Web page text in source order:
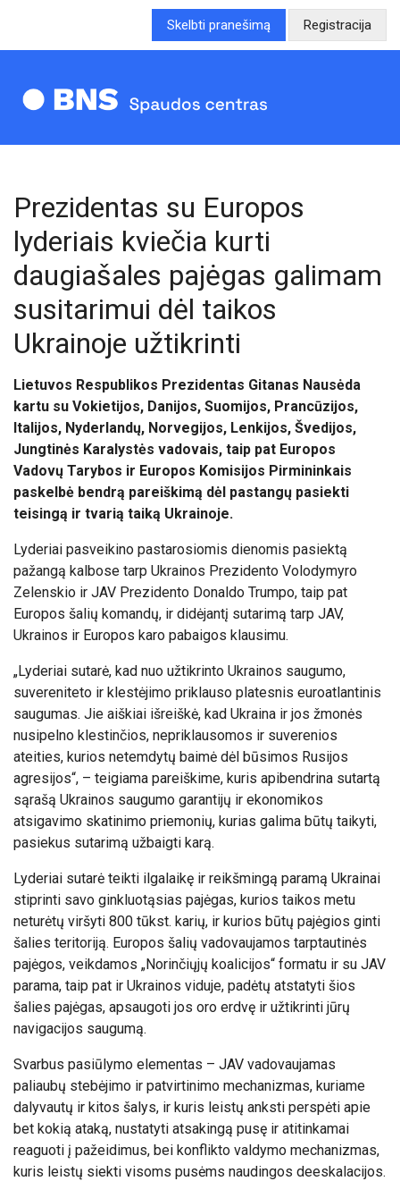
Skelbti pranešimą Registracija
Prezidentas su Europos
lyderiais kviečia kurti
daugiašales pajėgas galimam
susitarimui dėl taikos
Ukrainoje užtikrinti
Lietuvos Respublikos Prezidentas Gitanas Nausėda
kartu su Vokietijos, Danijos, Suomijos, Prancūzijos,
Italijos, Nyderlandų, Norvegijos, Lenkijos, Švedijos,
Jungtinės Karalystės vadovais, taip pat Europos
Vadovų Tarybos ir Europos Komisijos Pirmininkais
paskelbė bendrą pareiškimą dėl pastangų pasiekti
teisingą ir tvarią taiką Ukrainoje.
Lyderiai pasveikino pastarosiomis dienomis pasiektą
pažangą kalbose tarp Ukrainos Prezidento Volodymyro
Zelenskio ir JAV Prezidento Donaldo Trumpo, taip pat
Europos šalių komandų, ir didėjantį sutarimą tarp JAV,
Ukrainos ir Europos karo pabaigos klausimu.
„Lyderiai sutarė, kad nuo užtikrinto Ukrainos saugumo,
suvereniteto ir klestėjimo priklauso platesnis euroatlantinis
saugumas. Jie aiškiai išreiškė, kad Ukraina ir jos žmonės
nusipelno klestinčios, nepriklausomos ir suverenios
ateities, kurios netemdytų baimė dėl būsimos Rusijos
agresijos“, – teigiama pareiškime, kuris apibendrina sutartą
sąrašą Ukrainos saugumo garantijų ir ekonomikos
atsigavimo skatinimo priemonių, kurias galima būtų taikyti,
pasiekus sutarimą užbaigti karą.
Lyderiai sutarė teikti ilgalaikę ir reikšmingą paramą Ukrainai
stiprinti savo ginkluotąsias pajėgas, kurios taikos metu
neturėtų viršyti 800 tūkst. karių, ir kurios būtų pajėgios ginti
šalies teritoriją. Europos šalių vadovaujamos tarptautinės
pajėgos, veikdamos „Norinčiųjų koalicijos“ formatu ir su JAV
parama, taip pat ir Ukrainos viduje, padėtų atstatyti šios
šalies pajėgas, apsaugoti jos oro erdvę ir užtikrinti jūrų
navigacijos saugumą.
Svarbus pasiūlymo elementas – JAV vadovaujamas
paliaubų stebėjimo ir patvirtinimo mechanizmas, kuriame
dalyvautų ir kitos šalys, ir kuris leistų anksti perspėti apie
bet kokią ataką, nustatyti atsakingą pusę ir atitinkamai
reaguoti į pažeidimus, bei konflikto valdymo mechanizmas,
kuris leistų siekti visoms pusėms naudingos deeskalacijos.